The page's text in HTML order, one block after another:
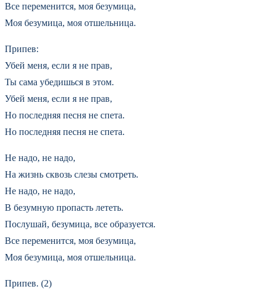
Все переменится, моя безумица,
Моя безумица, моя отшельница.
Припев:
Убей меня, если я не прав,
Ты сама убедишься в этом.
Убей меня, если я не прав,
Но последняя песня не спета.
Но последняя песня не спета.
Не надо, не надо,
На жизнь сквозь слезы смотреть.
Не надо, не надо,
В безумную пропасть лететь.
Послушай, безумица, все образуется.
Все переменится, моя безумица,
Моя безумица, моя отшельница.
Припев. (2)